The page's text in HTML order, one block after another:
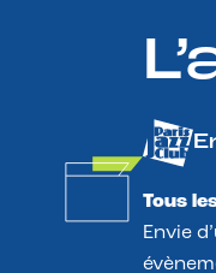
Tous
Envie